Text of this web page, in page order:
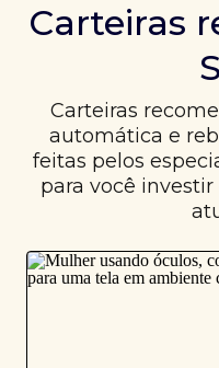
Carteiras
Carteiras
automática e
feitas pelos
para você